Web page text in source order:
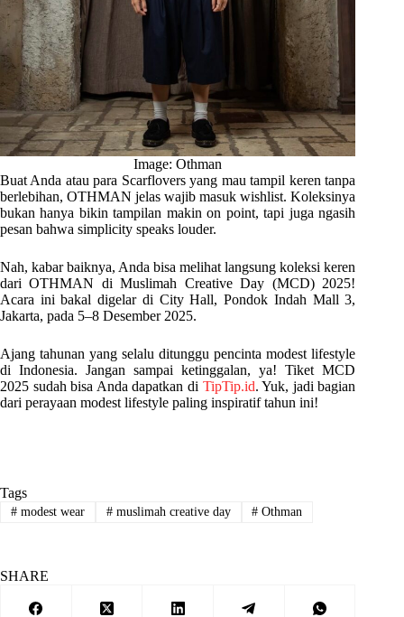
Image: Othman
Buat Anda atau para Scarflovers yang mau tampil keren tanpa
berlebihan, OTHMAN jelas wajib masuk wishlist. Koleksinya
bukan hanya bikin tampilan makin on point, tapi juga ngasih
pesan bahwa simplicity speaks louder.
Nah, kabar baiknya, Anda bisa melihat langsung koleksi keren
dari OTHMAN di Muslimah Creative Day (MCD) 2025!
Acara ini bakal digelar di City Hall, Pondok Indah Mall 3,
Jakarta, pada 5–8 Desember 2025.
Ajang tahunan yang selalu ditunggu pencinta modest lifestyle
di Indonesia. Jangan sampai ketinggalan, ya! Tiket MCD
2025 sudah bisa Anda dapatkan di TipTip.id. Yuk, jadi bagian
dari perayaan modest lifestyle paling inspiratif tahun ini!
Tags
#modest wear #muslimah creative day # Othman
SHARE